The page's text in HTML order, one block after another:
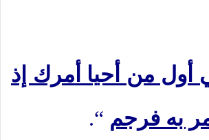
أول من أحيا أمرك إذ
به فرجم “.